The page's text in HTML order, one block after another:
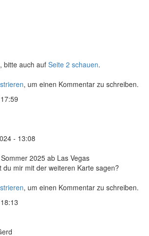
, bitte auch auf Seite 2 schauen.
, um einen Kommentar zu schreiben.
- 13:08
2025 ab Las Vegas
du mir mit der weiteren Karte sagen?
, um einen Kommentar zu schreiben.